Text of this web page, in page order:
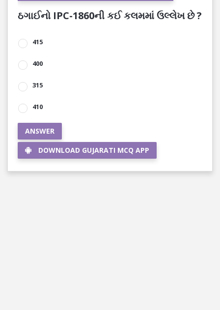
ઠગાઈનો IPC-1860ની કઈ કલમમાં ઉલ્લેખ છે ?
415
400
315
410
ANSWER
DOWNLOAD GUJARATI MCQ APP